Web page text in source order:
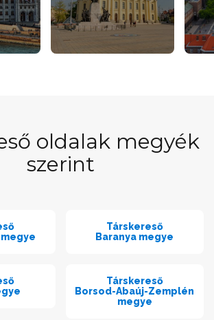
oldalak megyék
szerint
megye
Társkereső
Baranya megye
Társkereső
Borsod-Abaúj-Zemplén
megye